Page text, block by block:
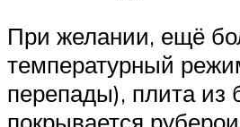
При желании, ещё
температурный
перепады), плита из